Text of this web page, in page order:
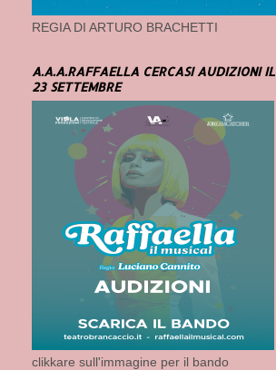
REGIA DI ARTURO BRACHETTI
A.A.A.RAFFAELLA CERCASI AUDIZIONI IL
23 SETTEMBRE
clikkare sull'immagine per il bando